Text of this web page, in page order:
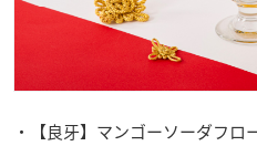
・【良牙】マンゴーソーダフロ